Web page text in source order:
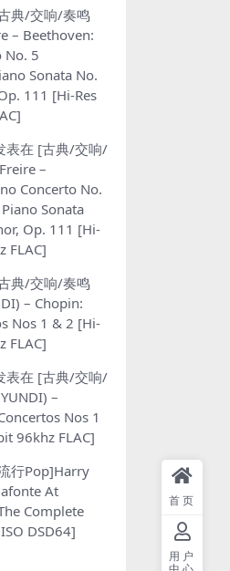
典/交响/奏鸣
– Beethoven:
No. 5
Sonata No.
111 [Hi-Res
表在 [古典/交响/
–
Concerto No.
Sonata
Op. 111 [Hi-
FLAC]
典/交响/奏鸣
– Chopin:
Nos 1 & 2 [Hi-
FLAC]
表在 [古典/交响/
–
Nos 1
96khz FLAC]
行Pop]Harry
At
Complete
DSD64]
首页
用户